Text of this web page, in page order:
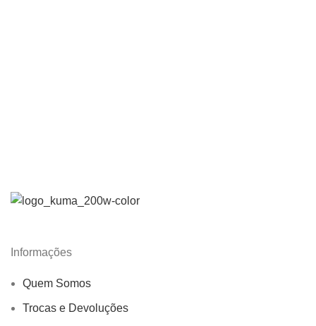
Informações
Quem Somos
Trocas e Devoluções